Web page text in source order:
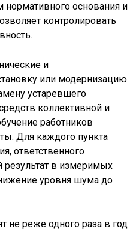
нормативного основания и
контролировать
и
или модернизацию
устаревшего
коллективной и
работников
Для каждого пункта
ответственного
результат в измеримых
уровня шума до
не реже одного раза в год